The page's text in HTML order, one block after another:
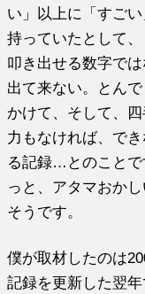
い」以上に「すご
持っていたとして
叩き出せる数字で
出て来ない。とん
かけて、そして、
力もなければ、で
る記録…とのことで
っと、アタマおか
そうです。
僕が取材したのは
記録を更新した翌